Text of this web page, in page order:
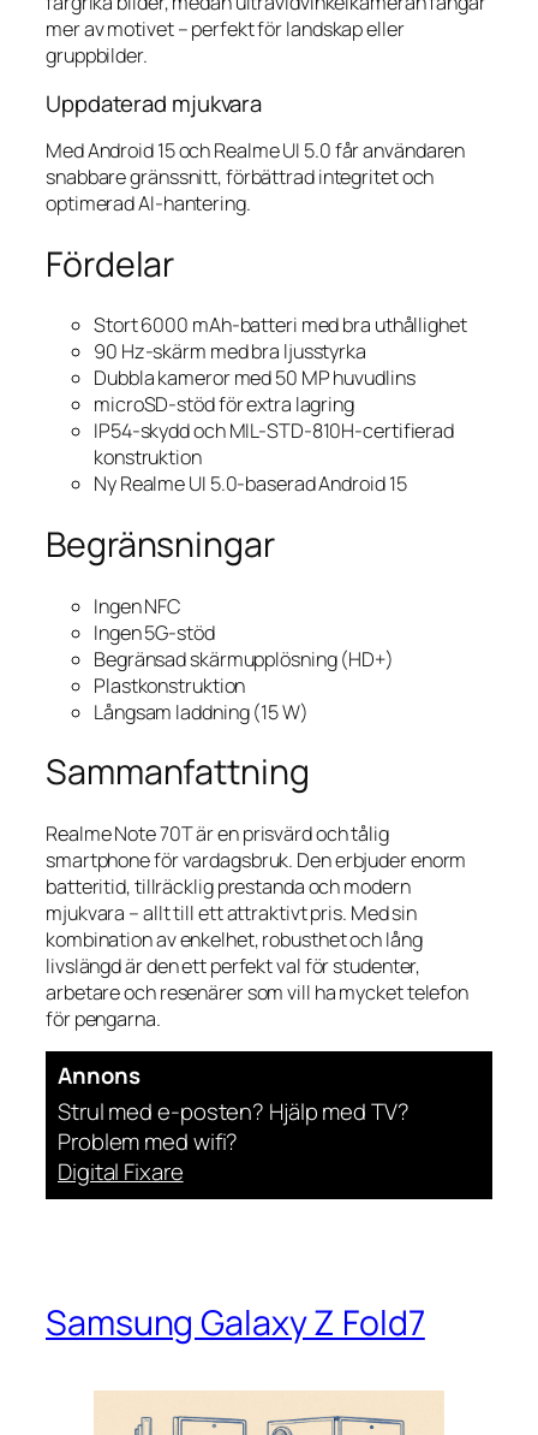
mer av motivet – perfekt för landskap eller
gruppbilder.
Uppdaterad mjukvara
Med Android 15 och Realme UI 5.0 får användaren
snabbare gränssnitt, förbättrad integritet och
optimerad AI-hantering.
Fördelar
Stort 6000 mAh-batteri med bra uthållighet
90 Hz-skärm med bra ljusstyrka
Dubbla kameror med 50 MP huvudlins
microSD-stöd för extra lagring
IP54-skydd och MIL-STD-810H-certifierad
konstruktion
Ny Realme UI 5.0-baserad Android 15
Begränsningar
Ingen NFC
Ingen 5G-stöd
Begränsad skärmupplösning (HD+)
Plastkonstruktion
Långsam laddning (15 W)
Sammanfattning
Realme Note 70T är en prisvärd och tålig
smartphone för vardagsbruk. Den erbjuder enorm
batteritid, tillräcklig prestanda och modern
mjukvara – allt till ett attraktivt pris. Med sin
kombination av enkelhet, robusthet och lång
livslängd är den ett perfekt val för studenter,
arbetare och resenärer som vill ha mycket telefon
för pengarna.
Annons
Strul med e-posten? Hjälp med TV?
Problem med wifi?
Digital Fixare
Samsung Galaxy Z Fold7